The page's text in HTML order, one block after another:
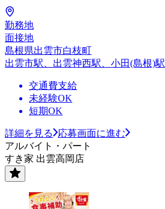
勤務地
面接地
島根県出雲市白枝町
出雲市駅、出雲神西駅、小田(島根)駅
交通費支給
未経験OK
短期OK
詳細を見る
応募画面に進む
アルバイト・パート
すき家 出雲高岡店